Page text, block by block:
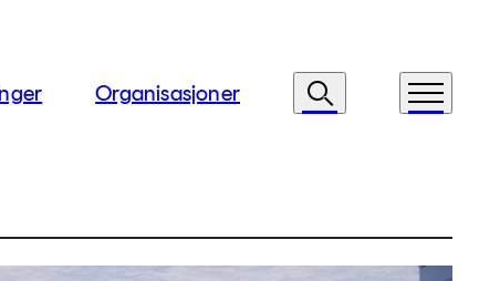
Organisasjoner Søk Meny